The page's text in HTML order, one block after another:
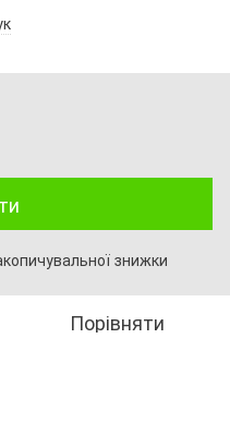
знижки
Порівняти